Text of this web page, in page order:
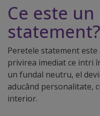
Ce este
statement?
Peretele statement
privirea imediat ce intri
un fundal neutru, el
aducând personalitate,
interior.